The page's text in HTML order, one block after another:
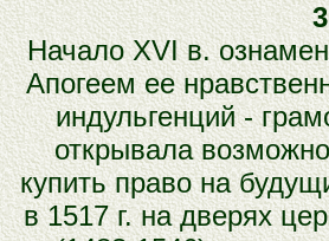
Начало XVI в.
Апогеем ее
индульгенций -
открывала
купить право на
в 1517 г. на дверях